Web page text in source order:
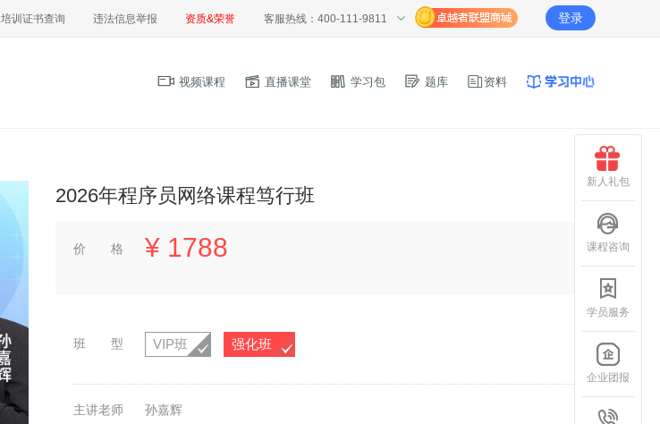
培训证书查询 违法信息举报 资质&荣誉 客服热线：400-111-9811 登录
视频课程 直播课堂 学习包 题库 资料
2026年程序员网络课程笃行班
价 格 ¥ 1788
班 型 VIP班 强化班
主讲老师
孙嘉辉
新人礼包
课程咨询
学员服务
企业团报